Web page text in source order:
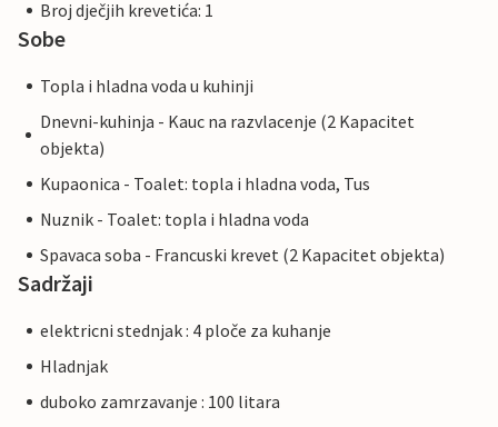
Broj dječjih krevetića: 1
Sobe
Topla i hladna voda u kuhinji
Dnevni-kuhinja - Kauc na razvlacenje (2 Kapacitet
objekta)
Kupaonica - Toalet: topla i hladna voda, Tus
Nuznik - Toalet: topla i hladna voda
Spavaca soba - Francuski krevet (2 Kapacitet objekta)
Sadržaji
elektricni stednjak : 4 ploče za kuhanje
Hladnjak
duboko zamrzavanje : 100 litara